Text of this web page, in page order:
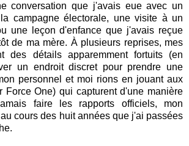
conversation que j'avais eue avec un
campagne électorale, une visite à un
une leçon d'enfance que j'avais reçue
de ma mère. À plusieurs reprises, mes
des détails apparemment fortuits (en
un endroit discret pour prendre une
personnel et moi rions en jouant aux
Force One) qui capturent d'une manière
faire les rapports officiels, mon
cours des huit années que j'ai passées